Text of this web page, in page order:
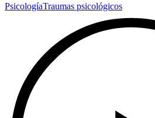
PsicologíaTraumas psicológicos